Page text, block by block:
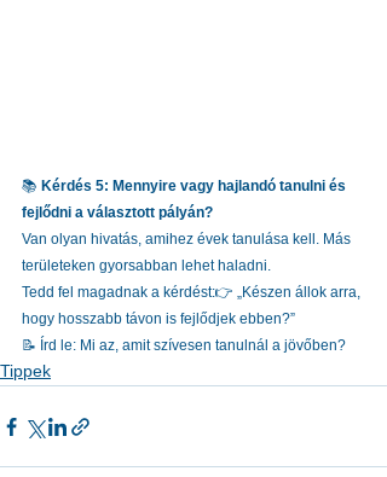
📚 Kérdés 5: Mennyire vagy hajlandó tanulni és
fejlődni a választott pályán?
Van olyan hivatás, amihez évek tanulása kell. Más
területeken gyorsabban lehet haladni.
Tedd fel magadnak a kérdést:👉 „Készen állok arra,
hogy hosszabb távon is fejlődjek ebben?”
📝 Írd le: Mi az, amit szívesen tanulnál a jövőben?
Tippek